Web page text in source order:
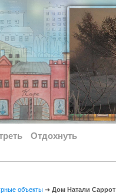
Отдохнуть
объекты ➜ Дом Натали Саррот